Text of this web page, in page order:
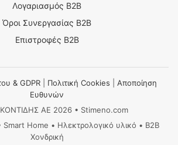
Λογαριασμός B2B
Όροι Συνεργασίας B2B
Επιστροφές B2B
& GDPR Πολιτική Cookies
Αποποίηση
Ευθυνών
ΑΕ 2026 • Stimeno.com
Smart Home • Ηλεκτρολογικό υλικό • B2B
Χονδρική